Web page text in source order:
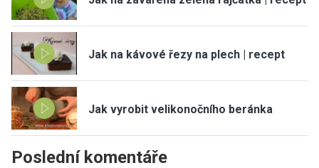
Jak na kávové řezy na plech | recept
Jak vyrobit velikonočního beránka
Poslední komentáře